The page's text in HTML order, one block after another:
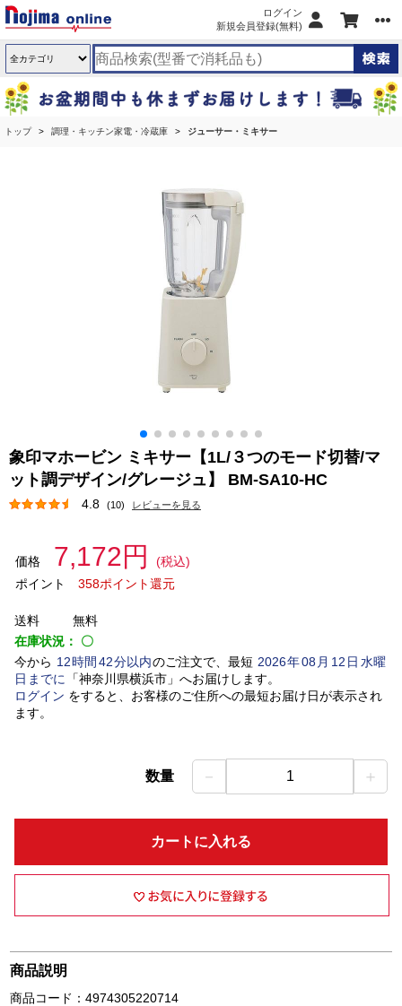
ログイン
新規会員登録(無料)
トップ 調理・キッチン家電・冷蔵庫 ジューサー・ミキサー
象印マホービン ミキサー【1L/３つのモード切替/マ
ット調デザイン/グレージュ】 BM-SA10-HC
4.8 (10) レビューを見る
価格 7,172円
(税込)
ポイント
358ポイント還元
送料
無料
在庫状況： 〇
今から 12時間 42分以内のご注文で、最短 2026年08 月 12 日水曜
日 までに 「神奈川県横浜市」 へお届けします。
ログイン をすると、お客様のご住所への最短お届け日が表示され
ます。
数量 － 1 ＋
カートに入れる
商品説明
商品コード：4974305220714